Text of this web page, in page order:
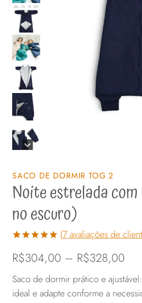
SACO DE DORMIR TOG 2
Noite estrelada
no escuro)
como5.00
de 5, com
baseado em
avaliações
de clientes
(7avaliações de
R$304,00 – R$328,00
de
Saco de dormir prático e
ideal e adapte conforme a